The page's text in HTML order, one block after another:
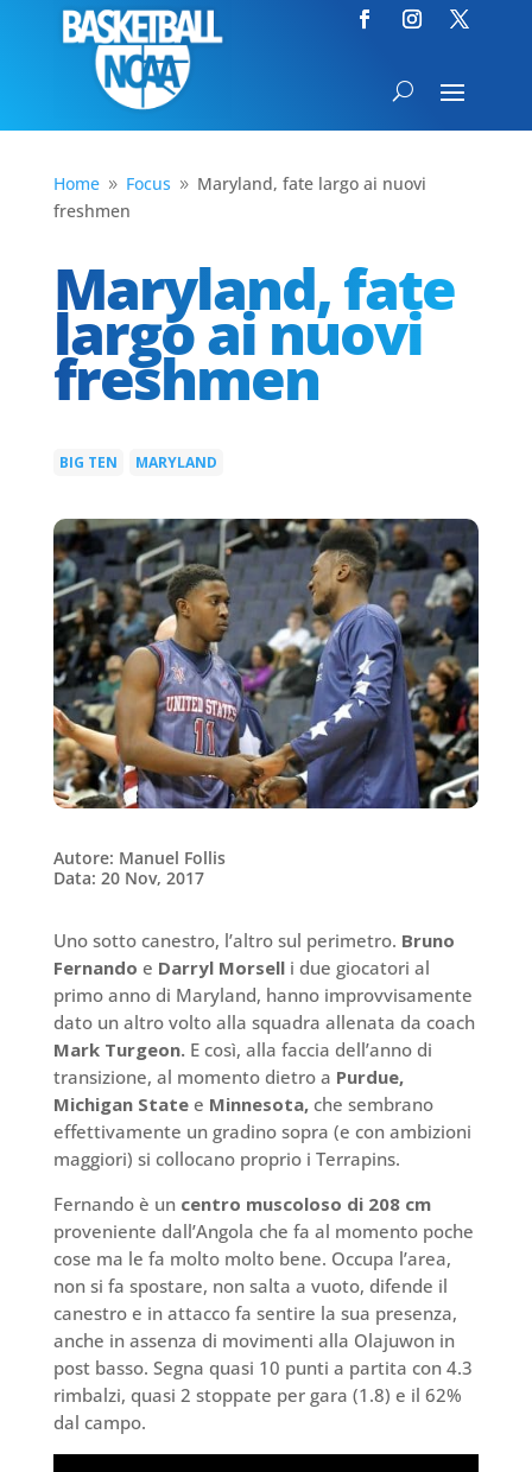
Home 9 Focus 9 Maryland, fate largo ai nuovi
freshmen
Maryland, fate
largo ai nuovi
freshmen
BIG TEN MARYLAND
Autore: Manuel Follis
Data: 20 Nov, 2017
Uno sotto canestro, l’altro sul perimetro. Bruno
Fernando e Darryl Morselli due giocatori al
primo anno di Maryland, hanno improvvisamente
dato un altro volto alla squadra allenata da coach
Mark Turgeon.E così, alla faccia dell’anno di
transizione, al momento dietro a Purdue,
Michigan Statee Minnesota,che sembrano
effettivamente un gradino sopra (e con ambizioni
maggiori) si collocano proprio i Terrapins.
Fernando è un centro muscoloso di 208 cm
proveniente dall’Angola che fa al momento poche
cose ma le fa molto molto bene. Occupa l’area,
non si fa spostare, non salta a vuoto, difende il
canestro e in attacco fa sentire la sua presenza,
anche in assenza di movimenti alla Olajuwon in
post basso. Segna quasi 10 punti a partita con 4.3
rimbalzi, quasi 2 stoppate per gara (1.8) e il 62%
dal campo.